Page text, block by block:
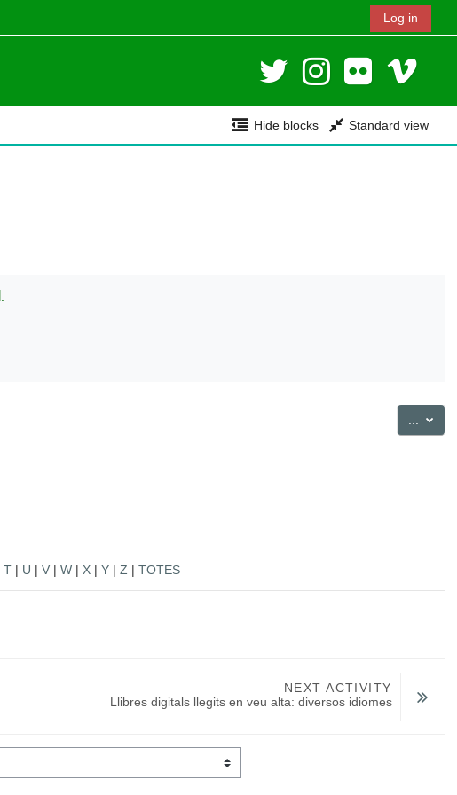
Log in
Hide blocks Standard view
.
T| U | V| W| X| Y| Z | TOTES
NEXT ACTIVITY
Llibres digitals llegits en veu alta: diversos idiomes